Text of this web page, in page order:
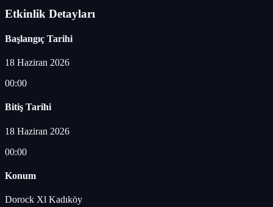
Etkinlik Detayları
Başlangıç Tarihi
18 Haziran 2026
00:00
Bitiş Tarihi
18 Haziran 2026
00:00
Konum
Dorock Xl Kadıköy